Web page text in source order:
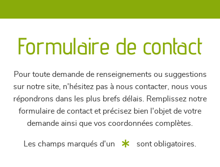
Formulaire de contact
Pour toute demande de renseignements ou suggestions
sur notre site, n'hésitez pas à nous contacter, nous vous
répondrons dans les plus brefs délais. Remplissez notre
formulaire de contact et précisez bien l'objet de votre
demande ainsi que vos coordonnées complètes.
Les champs marqués d'un sont obligatoires.